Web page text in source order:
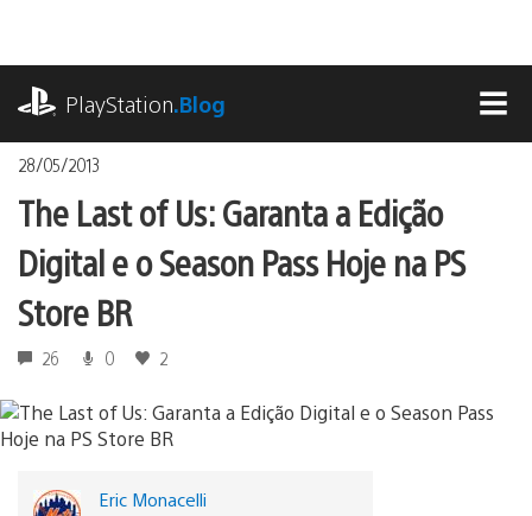
o
conteúdoPlayStation.Blog
28/05/2013
The Last of Us: Garanta a Edição
Digital e o Season Pass Hoje na PS
Store BR
26 0 2
Eric Monacelli